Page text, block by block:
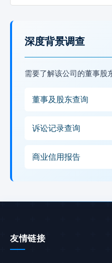
深度背景调查
需要了解该公司的董事股
董事及股东查询
诉讼记录查询
商业信用报告
友情链接